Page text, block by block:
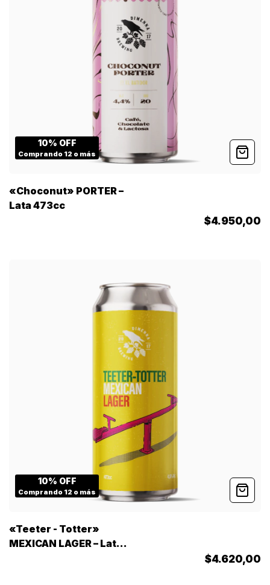
10% OFF
Comprando 12 o más
«Choconut» PORTER –
Lata 473cc
$4.950,00
10% OFF
Comprando 12 o más
«Teeter - Totter»
MEXICAN LAGER – Lata
$4.620,00